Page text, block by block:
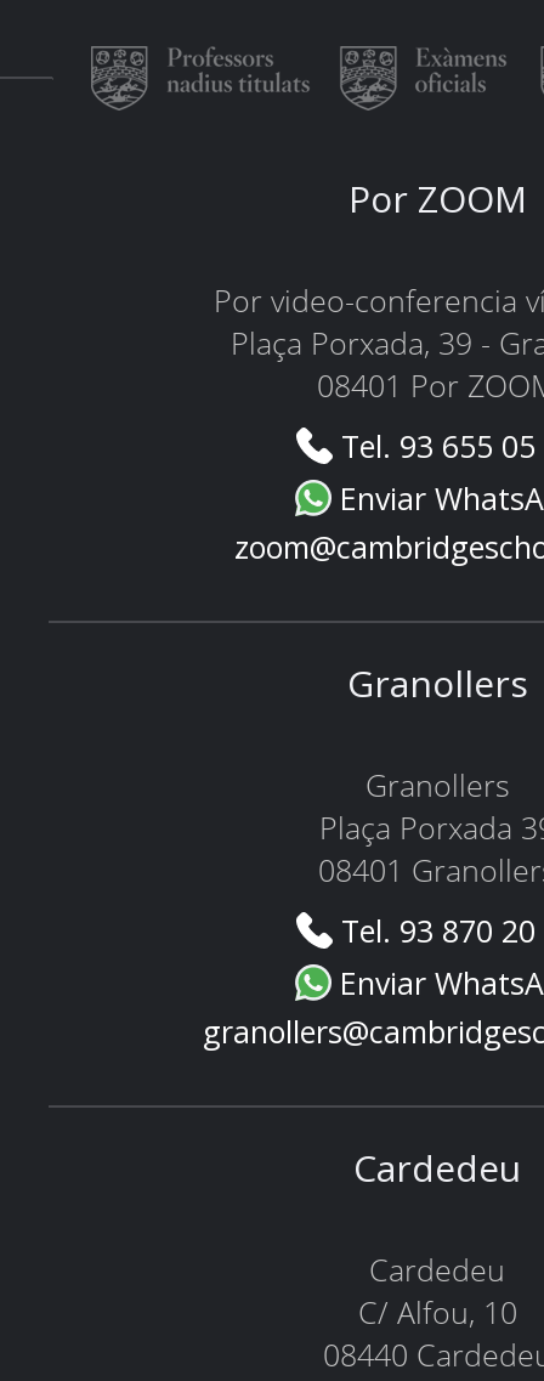
Por ZOOM
Por video-conferencia
Plaça Porxada, 39 -
08401 Por
Tel. 93 655
Enviar
Granollers
Granollers
Plaça Porxada
08401
Tel. 93 870
Enviar
Cardedeu
Cardedeu
C/ Alfou, 10
08440